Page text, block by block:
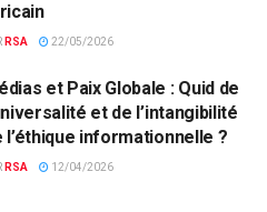
RSA 22/05/2026
et Paix Globale : Quid de
et de l’intangibilité
l’éthique informationnelle ?
RSA 12/04/2026